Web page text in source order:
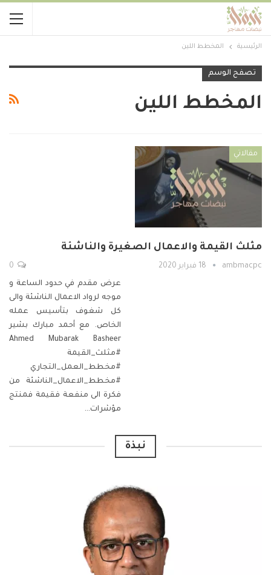
الرئيسية المخطط اللين
تصفح الوسم
المخطط اللين
مقالاتي
مثلث القيمة والاعمال الصغيرة والناشئة
ambmacpc 18 فبراير 2020
عرض مقدم في حدود الساعة و
موجه لرواد الاعمال الناشئة والى
كل شغوف بتأسيس عمله
الخاص. مع أحمد مبارك بشير
Ahmed Mubarak Basheer
#مثلث_القيمة
#مخطط_العمل_التجاري
#مخطط_الاعمال_الناشئة من
فكرة الى منفعة فقيمة فمنتج
مؤشرات…
نبذة